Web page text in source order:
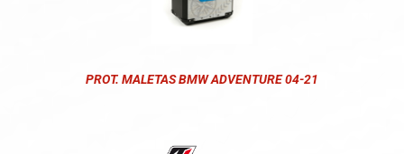
PROT. MALETAS BMW ADVENTURE 04-21